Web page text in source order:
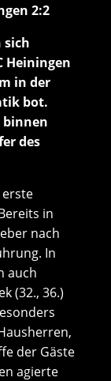
2:2
sich
Heiningen
in der
bot.
binnen
des
erste
in
nach
In
auch
(32., 36.)
der Gäste
agierte